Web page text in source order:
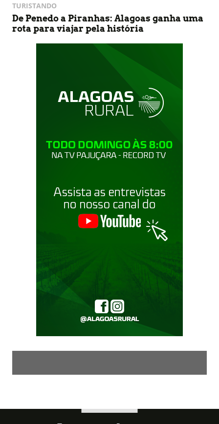
TURISTANDO
De Penedo a Piranhas: Alagoas ganha uma
rota para viajar pela história